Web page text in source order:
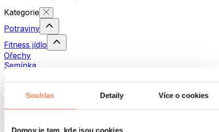
Souhlas Detaily Více o cookies
Domov je tam, kde jsou cookies
Kategorie
Potraviny
Fitness jídlo
Ořechy
Semínka
Ryby
Hotová jídla
Vajíčka
Chléb a pečivo